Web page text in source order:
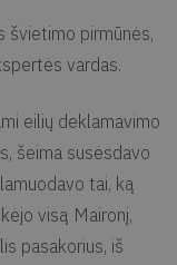
švietimo pirmūnės,
vardas.
eilių deklamavimo
šeima susėsdavo
tai, ką
visą Maironį,
pasakorius, iš